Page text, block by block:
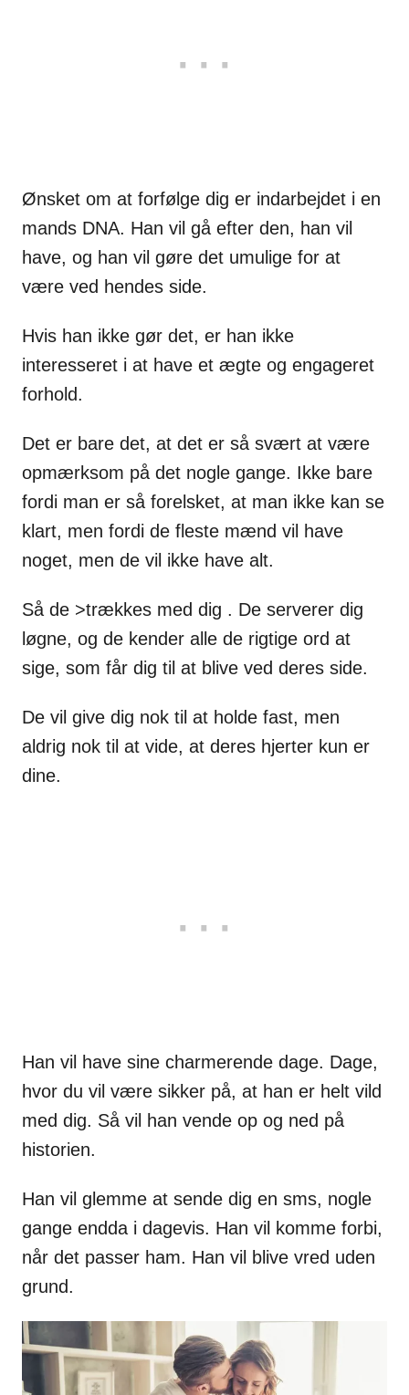
Ønsket om at forfølge dig er indarbejdet i en
mands DNA. Han vil gå efter den, han vil
have, og han vil gøre det umulige for at
være ved hendes side.
Hvis han ikke gør det, er han ikke
interesseret i at have et ægte og engageret
forhold.
Det er bare det, at det er så svært at være
opmærksom på det nogle gange. Ikke bare
fordi man er så forelsket, at man ikke kan se
klart, men fordi de fleste mænd vil have
noget, men de vil ikke have alt.
Så de >trækkes med dig . De serverer dig
løgne, og de kender alle de rigtige ord at
sige, som får dig til at blive ved deres side.
De vil give dig nok til at holde fast, men
aldrig nok til at vide, at deres hjerter kun er
dine.
Han vil have sine charmerende dage. Dage,
hvor du vil være sikker på, at han er helt vild
med dig. Så vil han vende op og ned på
historien.
Han vil glemme at sende dig en sms, nogle
gange endda i dagevis. Han vil komme forbi,
når det passer ham. Han vil blive vred uden
grund.